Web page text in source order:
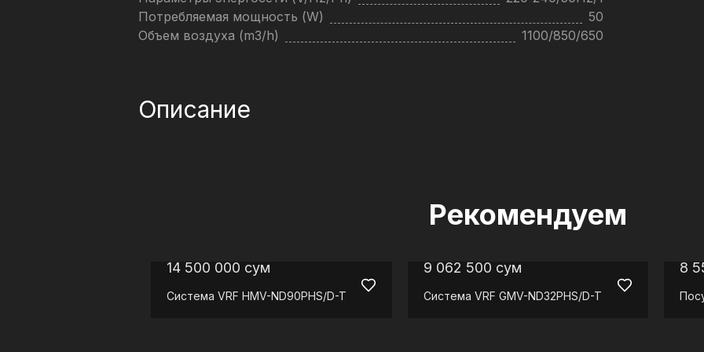
Потребляемая мощность (W)
50
Объем воздуха (m3/h)
1100/850/650
Описание
Рекомендуем
14 500 000 сум
Система VRF HMV-ND90PHS/D-T
9 062 500 сум
Система VRF GMV-ND32PHS/D-T
8